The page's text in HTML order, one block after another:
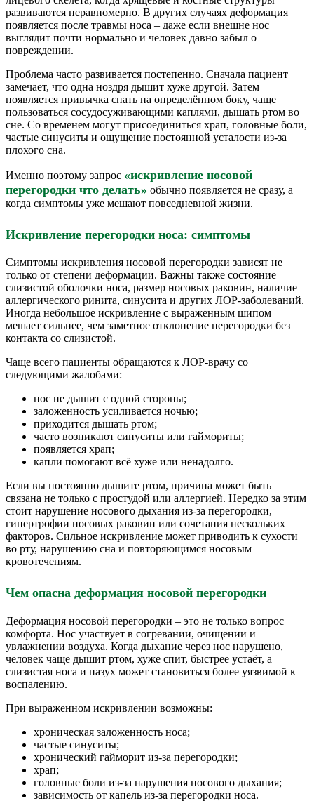
развиваются неравномерно. В других случаях деформация
появляется после травмы носа – даже если внешне нос
выглядит почти нормально и человек давно забыл о
повреждении.
Проблема часто развивается постепенно. Сначала пациент
замечает, что одна ноздря дышит хуже другой. Затем
появляется привычка спать на определённом боку, чаще
пользоваться сосудосуживающими каплями, дышать ртом во
сне. Со временем могут присоединиться храп, головные боли,
частые синуситы и ощущение постоянной усталости из-за
плохого сна.
Именно поэтому запрос «искривление носовой
перегородки что делать» обычно появляется не сразу, а
когда симптомы уже мешают повседневной жизни.
Искривление перегородки носа: симптомы
Симптомы искривления носовой перегородки зависят не
только от степени деформации. Важны также состояние
слизистой оболочки носа, размер носовых раковин, наличие
аллергического ринита, синусита и других ЛОР-заболеваний.
Иногда небольшое искривление с выраженным шипом
мешает сильнее, чем заметное отклонение перегородки без
контакта со слизистой.
Чаще всего пациенты обращаются к ЛОР-врачу со
следующими жалобами:
нос не дышит с одной стороны;
заложенность усиливается ночью;
приходится дышать ртом;
часто возникают синуситы или гаймориты;
появляется храп;
капли помогают всё хуже или ненадолго.
Если вы постоянно дышите ртом, причина может быть
связана не только с простудой или аллергией. Нередко за этим
стоит нарушение носового дыхания из-за перегородки,
гипертрофии носовых раковин или сочетания нескольких
факторов. Сильное искривление может приводить к сухости
во рту, нарушению сна и повторяющимся носовым
кровотечениям.
Чем опасна деформация носовой перегородки
Деформация носовой перегородки – это не только вопрос
комфорта. Нос участвует в согревании, очищении и
увлажнении воздуха. Когда дыхание через нос нарушено,
человек чаще дышит ртом, хуже спит, быстрее устаёт, а
слизистая носа и пазух может становиться более уязвимой к
воспалению.
При выраженном искривлении возможны:
хроническая заложенность носа;
частые синуситы;
хронический гайморит из-за перегородки;
храп;
головные боли из-за нарушения носового дыхания;
зависимость от капель из-за перегородки носа.